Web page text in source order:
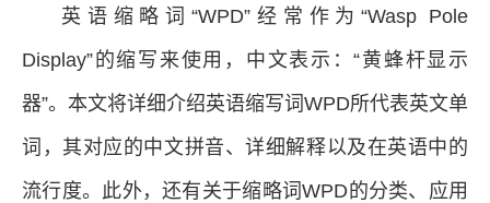
英语缩略词“WPD”经常作为“Wasp Pole
Display”的缩写来使用，中文表示：“黄蜂杆显示
器”。本文将详细介绍英语缩写词WPD所代表英文单
词，其对应的中文拼音、详细解释以及在英语中的
流行度。此外，还有关于缩略词WPD的分类、应用